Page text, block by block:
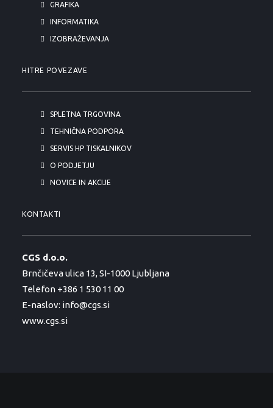
GRAFIKA
INFORMATIKA
IZOBRAŽEVANJA
HITRE POVEZAVE
SPLETNA TRGOVINA
TEHNIČNA PODPORA
SERVIS HP TISKALNIKOV
O PODJETJU
NOVICE IN AKCIJE
KONTAKTI
CGS d.o.o.
Brnčičeva ulica 13, SI-1000 Ljubljana
Telefon +386 1 530 11 00
E-naslov: info@cgs.si
www.cgs.si